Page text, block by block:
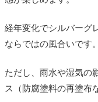
経年変化でシルバーグ
ならではの風合いです。
ただし、雨水や湿気の
ス（防腐塗料の再塗布